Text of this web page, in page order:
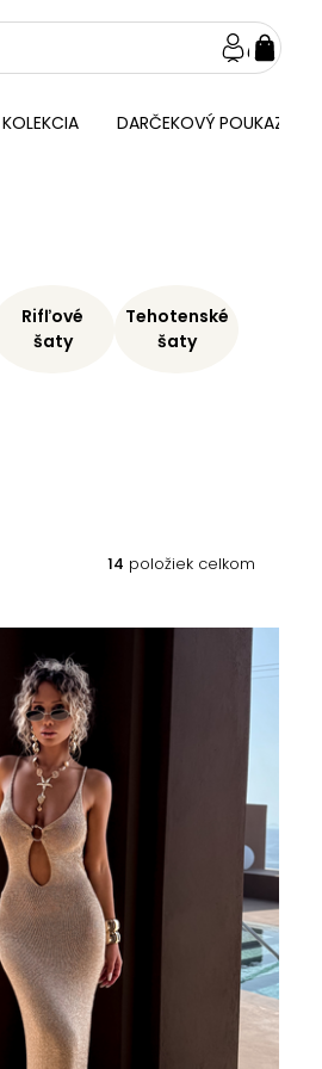
KOLEKCIA DARČEKOVÝ POUKAZ
Rifľové
šaty
Tehotenské
šaty
14 položiek celkom